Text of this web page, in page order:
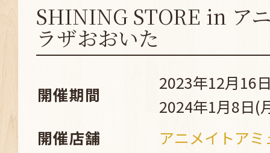
SHINING STORE in ア
ラザおおいた
開催期間
2023年12月16
2024年1月8日(
開催店舗
アニメイトア